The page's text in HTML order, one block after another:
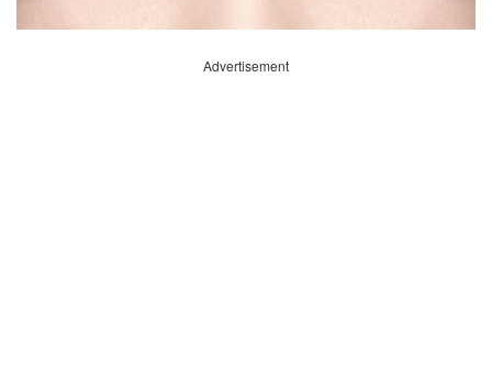
Advertisement